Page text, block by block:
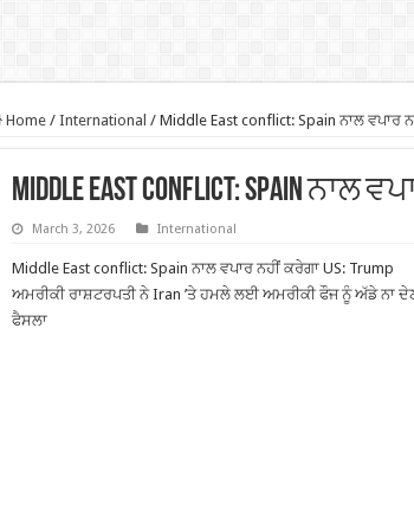
Home / International / Middle East conflict: Spain ਨਾਲ ਵਪਾਰ
Middle East conflict: Spain ਨਾਲ
March 3, 2026 International
Middle East conflict: Spain ਨਾਲ ਵਪਾਰ ਨਹੀਂ ਕਰੇਗਾ US: Trump
ਅਮਰੀਕੀ ਰਾਸ਼ਟਰਪਤੀ ਨੇ Iran ’ਤੇ ਹਮਲੇ ਲਈ ਅਮਰੀਕੀ ਫੌਜ ਨੂੰ ਅੱਡੇ ਨਾ
ਫੈਸਲਾ